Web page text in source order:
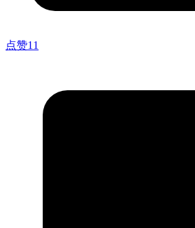
点赞11